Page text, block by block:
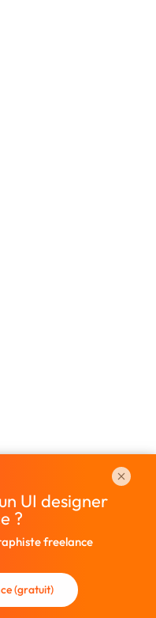
UI designer
?
freelance
(gratuit)